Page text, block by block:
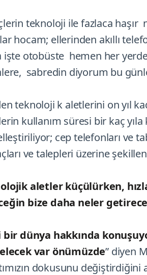
teknoloji ile fazlaca haşır
hocam; ellerinden akıllı
işte otobüste hemen her
sabredin diyorum bu
teknoloji k aletlerini on yıl
kullanım süresi bir kaç
cep telefonları ve
ve talepleri üzerine
aletler küçülürken,
bize daha neler
bir dünya hakkında
var önümüzde” diyen
dokusunu